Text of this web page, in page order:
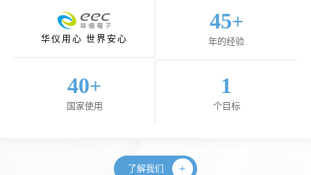
华仪用心 世界安心
45+
年的经验
40+
国家使用
1
个目标
了解我们